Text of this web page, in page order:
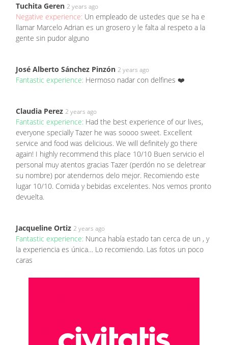
Tuchita Geren 2 years ago
Negative experience: Un empleado de ustedes que se ha e
llamar Marcelo Adrian es un grosero y le falta al respeto a la
gente sin pudor alguno
José Alberto Sánchez Pinzón 2 years ago
Fantastic experience: Hermoso nadar con delfines ❤️
Claudia Perez 2 years ago
Fantastic experience: Had the best experience of our lives,
everyone specially Tazer he was soooo sweet. Excellent
service and food was delicious. We will definitely go there
again! I highly recommend this place 10/10 Buen servicio el
personal muy atentos gracias Tazer (perdón no se deletrear
su nombre) por atendernos delo mejor. Recomiendo este
lugar 10/10. Comida y bebidas excelentes. Nos vemos pronto
devuelta.
Jacqueline Ortiz 2 years ago
Fantastic experience: Nunca había estado tan cerca de un , y
la experiencia es única… Lo recomiendo. Las fotos un poco
caras